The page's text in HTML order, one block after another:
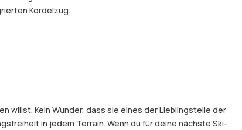
Kordelzug.
willst. Kein Wunder, dass sie eines der Lieblingsteile der
in jedem Terrain. Wenn du für deine nächste Ski-